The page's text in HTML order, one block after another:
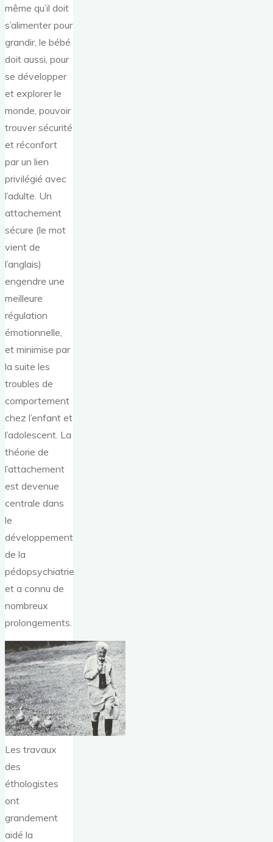
même qu’il doit
s’alimenter pour
grandir, le bébé
doit aussi, pour
se développer
et explorer le
monde, pouvoir
trouver sécurité
et réconfort
par un lien
privilégié avec
l’adulte. Un
attachement
sécure (le mot
vient de
l’anglais)
engendre une
meilleure
régulation
émotionnelle,
et minimise par
la suite les
troubles de
comportement
chez l’enfant et
l’adolescent. La
théorie de
l’attachement
est devenue
centrale dans
le
développement
de la
pédopsychiatrie
et a connu de
nombreux
prolongements.
Les travaux
des
éthologistes
ont
grandement
aidé la